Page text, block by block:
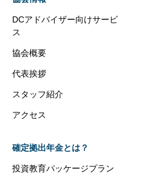
DCアドバイザー向けサービ
ス
協会概要
代表挨拶
スタッフ紹介
アクセス
確定拠出年金とは？
投資教育パッケージプラン